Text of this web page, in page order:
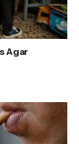
Agar